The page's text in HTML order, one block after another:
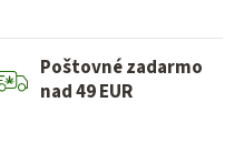
Poštovné zadarmo
nad 49 EUR